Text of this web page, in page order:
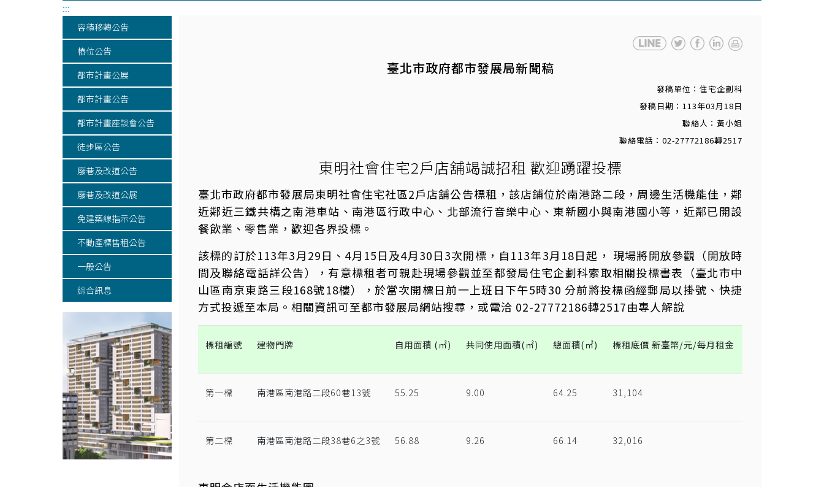
:::
容積移轉公告
樁位公告
都市計畫公展
都市計畫公告
都市計畫座談會公告
徒步區公告
廢巷及改道公告
廢巷及改道公展
免建築線指示公告
不動產標售租公告
一般公告
綜合訊息
臺北市政府都市發展局新聞稿
發稿單位：住宅企劃科
發稿日期：113年03月18日
聯絡人：黃小姐
聯絡電話：02-27772186轉2517
東明社會住宅2戶店舖竭誠招租 歡迎踴躍投標
臺北市政府都市發展局東明社會住宅社區2戶店舖公告標租，該店鋪位於南港路二段，周邊生活機能佳，鄰
近鄰近三鐵共構之南港車站、南港區行政中心、北部流行音樂中心、東新國小與南港國小等，近鄰已開設
餐飲業、零售業，歡迎各界投標。
該標的訂於113年3月29日、4月15日及4月30日3次開標，自113年3月18日起， 現場將開放參觀（開放時
間及聯絡電話詳公告），有意標租者可親赴現場參觀並至都發局住宅企劃科索取相關投標書表（臺北市中
山區南京東路三段168號18樓），於當次開標日前一上班日下午5時30 分前將投標函經郵局以掛號、快捷
方式投遞至本局。相關資訊可至都市發展局網站搜尋，或電洽 02-27772186轉2517由專人解說
標租編號 建物門牌 自用面積 (㎡) 共同使用面積(㎡) 總面積(㎡) 標租底價 新臺幣/元/每月租金
第一標 南港區南港路二段60巷13號 55.25 9.00 64.25 31,104
第二標 南港區南港路二段38巷6之3號 56.88 9.26 66.14 32,016